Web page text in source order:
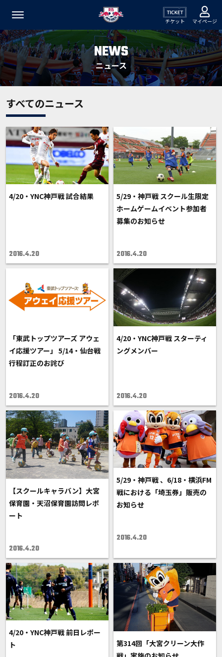
チケット マイページ
NEWS
ニュース
すべてのニュース
4/20・YNC神戸戦 試合結果
2016.4.20
5/29・神戸戦 スクール生限定
ホームゲームイベント参加者
募集のお知らせ
2016.4.20
「東武トップツアーズ アウェ
イ応援ツアー」 5/14・仙台戦
行程訂正のお詫び
2016.4.20
4/20・YNC神戸戦 スターティ
ングメンバー
2016.4.20
【スクールキャラバン】大宮
保育園・天沼保育園訪問レポ
ート
2016.4.20
5/29・神戸戦 、6/18・横浜FM
戦における「埼玉券」販売の
お知らせ
2016.4.20
4/20・YNC神戸戦 前日レポー
ト
第314回「大宮クリーン大作